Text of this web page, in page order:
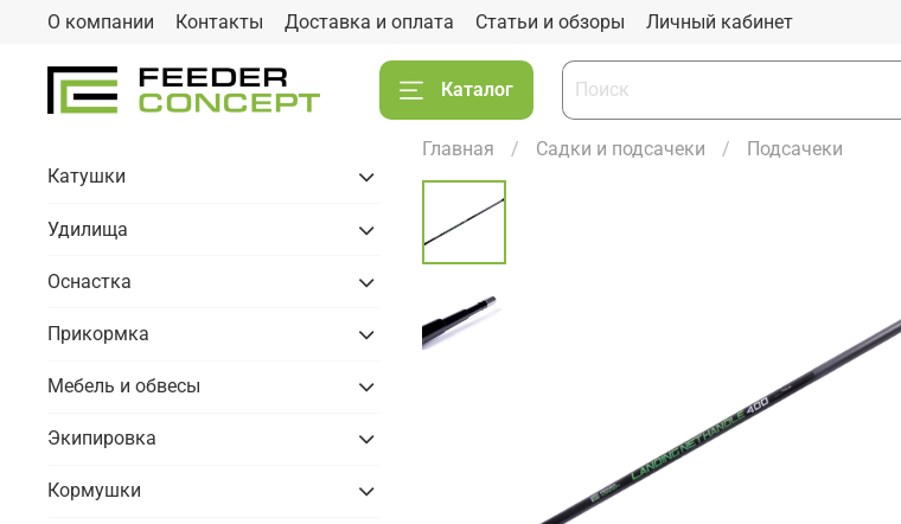
О компании Контакты Доставка и оплата Статьи и обзоры Личный кабинет
Каталог
Главная Садки и подсачеки Подсачеки
Катушки
Удилища
Оснастка
Прикормка
Мебель и обвесы
Экипировка
Кормушки